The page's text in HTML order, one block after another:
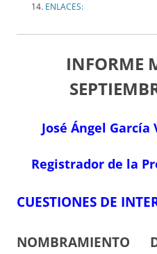
ENLACES:
INFORME
José Ángel
Registrador de la
CUESTIONES DE
NOMBRAMIENTO